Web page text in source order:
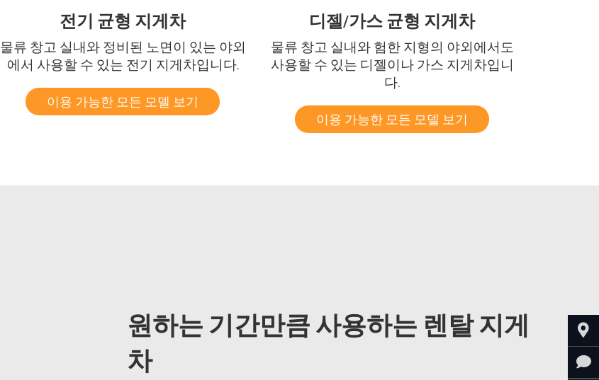
전기 균형 지게차
물류 창고 실내와 정비된 노면이 있는 야외
에서 사용할 수 있는 전기 지게차입니다.
이용 가능한 모든 모델 보기
디젤/가스 균형 지게차
물류 창고 실내와 험한 지형의 야외에서도
사용할 수 있는 디젤이나 가스 지게차입니
다.
이용 가능한 모든 모델 보기
원하는 기간만큼 사용하는 렌탈 지게
차